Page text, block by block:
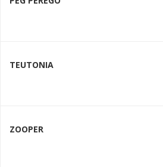
TEUTONIA
ZOOPER